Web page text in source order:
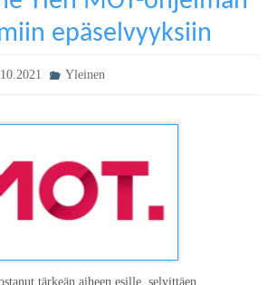
epäselvyyksiin
Yleinen
tärkeän aiheen esille, selvittäen